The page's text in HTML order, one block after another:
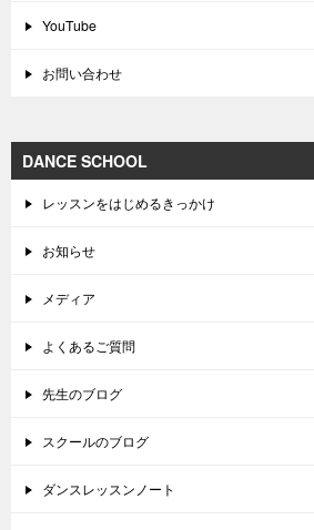
YouTube
お問い合わせ
DANCE SCHOOL
レッスンをはじめるきっかけ
お知らせ
メディア
よくあるご質問
先生のブログ
スクールのブログ
ダンスレッスンノート